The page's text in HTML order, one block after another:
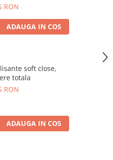
RON
ADAUGA IN COS
soft close,
totala
RON
ADAUGA IN COS